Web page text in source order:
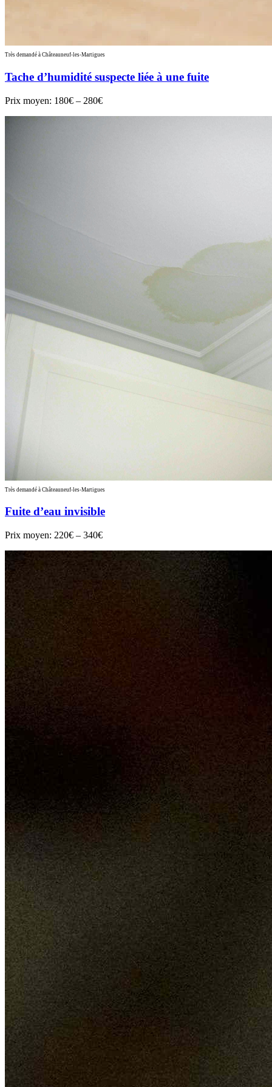
Très demandé à Châteauneuf-les-Martigues
Tache d’humidité suspecte liée à une fuite
Prix moyen: 180€ – 280€
Très demandé à Châteauneuf-les-Martigues
Fuite d’eau invisible
Prix moyen: 220€ – 340€